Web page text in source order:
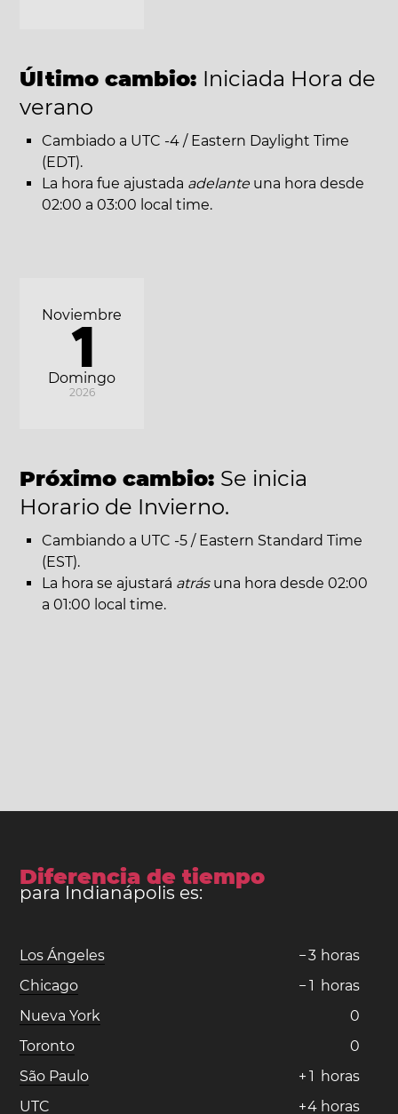
Último cambio: Iniciada Hora de
verano
Cambiado a UTC -4 / Eastern Daylight Time
(EDT).
La hora fue ajustada adelante una hora desde
02:00 a 03:00 local time.
Domingo
Noviembre
1
2026
Próximo cambio: Se inicia
Horario de Invierno.
Cambiando a UTC -5 / Eastern Standard Time
(EST).
La hora se ajustará atrásuna hora desde 02:00
a 01:00 local time.
Diferencia de tiempo
para Indianápolis es:
Los Ángeles −3 horas
Chicago
− 1 horas
Nueva York
0
Toronto
0
São Paulo
+ 1 horas
UTC
+4 horas